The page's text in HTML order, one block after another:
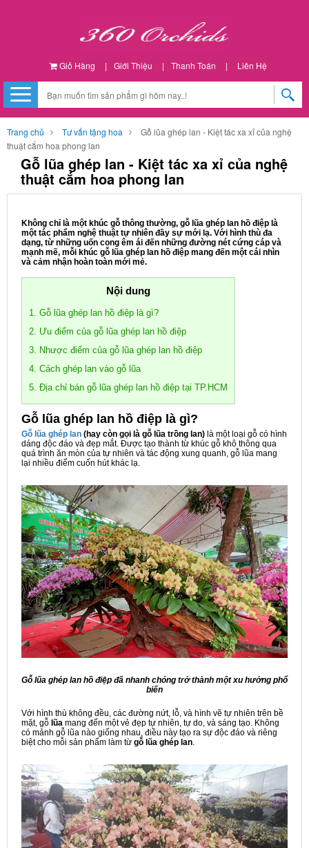
Giỏ Hàng | Giới Thiệu | Thanh Toán | Liên Hệ
Trang chủ Tư vấn tặng hoa
Gỗ lũa ghép lan - Kiệt tác xa xỉ của nghệ
thuật cắm hoa phong lan
Gỗ lũa ghép lan - Kiệt tác xa xỉ của nghệ
thuật cắm hoa phong lan
Không chỉ là một khúc gỗ thông thường, gỗ lũa ghép lan hồ điệp là
một tác phẩm nghệ thuật tự nhiên đầy sự mới lạ. Với hình thù đa
dạng, từ những uốn cong êm ái đến những đường nét cứng cáp và
mạnh mẽ, mỗi khúc gỗ lũa ghép lan hồ điệp mang đến một cái nhìn
và cảm nhận hoàn toàn mới mẻ.
Nội dung
1. Gỗ lũa ghép lan hồ điệp là gì?
2. Ưu điểm của gỗ lũa ghép lan hồ điệp
3. Nhược điểm của gỗ lũa ghép lan hồ điệp
4. Cách ghép lan vào gỗ lũa
5. Địa chỉ bán gỗ lũa ghép lan hồ điệp tại TP.HCM
Gỗ lũa ghép lan hồ điệp là gì?
Gỗ lũa ghép lan (hay còn gọi là gỗ lũa trồng lan) là một loại gỗ có hình
dáng độc đáo và đẹp mắt. Được tạo thành từ khúc gỗ khô thông qua
quá trình ăn mòn của tự nhiên và tác động xung quanh, gỗ lũa mang
lại nhiều điểm cuốn hút khác lạ.
Gỗ lũa ghép lan hồ điệp đã nhanh chóng trở thành một xu hướng phổ
biến
Với hình thù không đều, các đường nứt, lỗ, và hình vẽ tự nhiên trên bề
mặt, gỗ lũa mang đến một vẻ đẹp tự nhiên, tự do, và sáng tạo. Không
có mảnh gỗ lũa nào giống nhau, điều này tạo ra sự độc đáo và riêng
biệt cho mỗi sản phẩm làm từ gỗ lũa ghép lan